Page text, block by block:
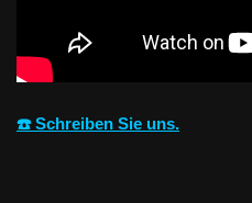
☎️ Schreiben Sie uns.